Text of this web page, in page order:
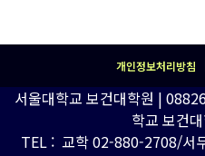
개인정보처리방침
서울대학교 보건대학원 |
학교 보건
TEL : 교학 02-880-2708/서